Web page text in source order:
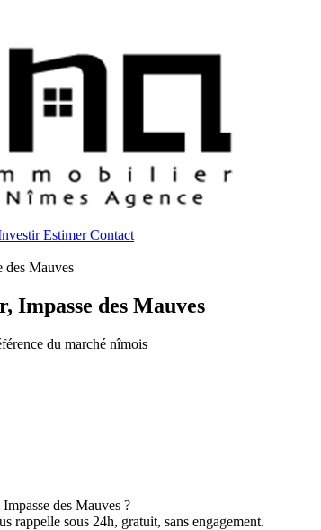
EstimerContact
des Mauves
Impasse des Mauves
du marché nîmois
des Mauves ?
rappelle sous 24h, gratuit, sans engagement.